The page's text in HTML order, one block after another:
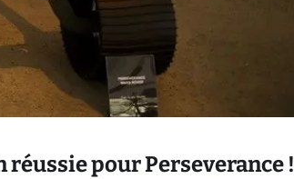
pour Perseverance !